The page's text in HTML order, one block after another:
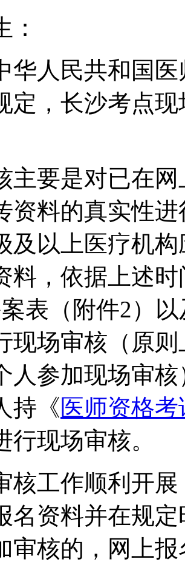
：
华人民共和国
定，长沙考点
主要是对已在
资料的真实性
及以上医疗机
料，依据上述
表（附件2）
现场审核（原
人参加现场审
持《医师资格考
行现场审核。
核工作顺利开
名资料并在规
审核的，网上